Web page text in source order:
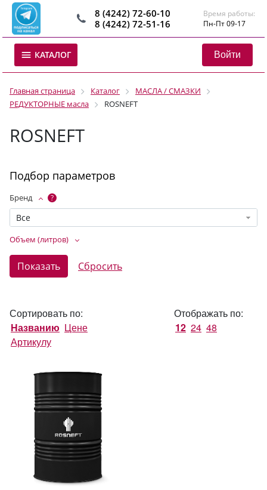
8 (4242) 72-60-10
8 (4242) 72-51-16
Время работы:
Пн-Пт 09-17
КАТАЛОГ Войти
Главная страница Каталог
МАСЛА / СМАЗКИ
РЕДУКТОРНЫЕ масла
ROSNEFT
ROSNEFT
Подбор параметров
Бренд ?
Все
Объем (литров)
Сортировать по:
Названию Цене
Артикулу
Отображать по:
12 24 48